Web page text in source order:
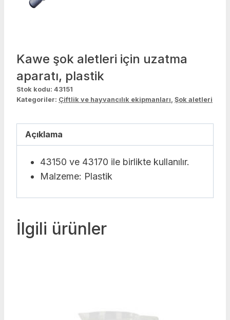
Kawe şok aletleri için uzatma
aparatı, plastik
Stok kodu: 43151
Kategoriler: Çiftlik ve hayvancılık ekipmanları, Şok aletleri
Açıklama
43150 ve 43170 ile birlikte kullanılır.
Malzeme: Plastik
İlgili ürünler